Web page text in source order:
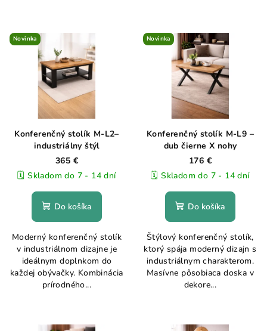
Novinka
Konferenčný stolík M-L2–
industriálny štýl
365 €
🗓️ Skladom do 7 - 14 dní
Do košíka
Moderný konferenčný stolík
v industriálnom dizajne je
ideálnym doplnkom do
každej obývačky. Kombinácia
prírodného...
Novinka
Konferenčný stolík M-L9 –
dub čierne X nohy
176 €
🗓️ Skladom do 7 - 14 dní
Do košíka
Štýlový konferenčný stolík,
ktorý spája moderný dizajn s
industriálnym charakterom.
Masívne pôsobiaca doska v
dekore...